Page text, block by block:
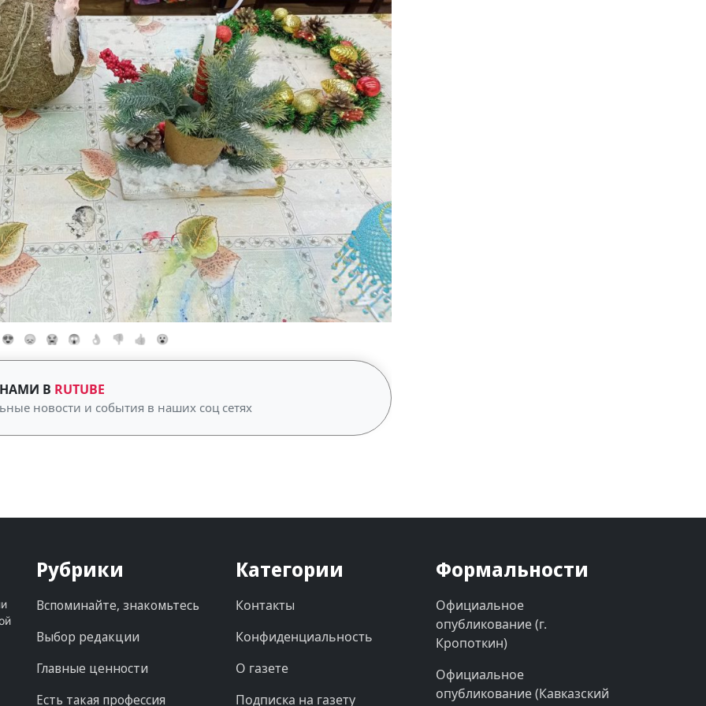
😍 😞 😭 😱 👌 👎 👍 😮
В RUTUBE
новости и события в наших соц сетях
Рубрики
Вспоминайте, знакомьтесь
Выбор редакции
Главные ценности
Есть такая профессия
Категории
Контакты
Конфиденциальность
О газете
Подписка на газету
Формальности
Официальное
опубликование (г.
Кропоткин)
Официальное
опубликование (Кавказский